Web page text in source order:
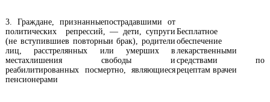
3. Граждане, признанныепострадавшими от
политических репрессий, — дети, супруги
(не вступившиев повторныи брак), родители
лиц, расстрелянных или умерших в
местахлишения свободы и
реабилитированных посмертно, являющиеся
пенсионерами
Бесплатное
обеспечение
лекарственными
средствами по
рецептам врачеи